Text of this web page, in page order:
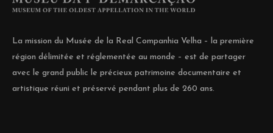
La mission du Musée de la Real Companhia Velha – la première
région délimitée et réglementée au monde – est de partager
avec le grand public le précieux patrimoine documentaire et
artistique réuni et préservé pendant plus de 260 ans.